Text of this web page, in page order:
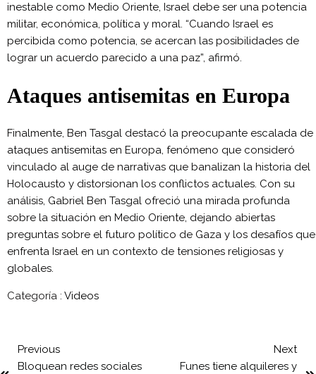
inestable como Medio Oriente, Israel debe ser una potencia
militar, económica, política y moral. “Cuando Israel es
percibida como potencia, se acercan las posibilidades de
lograr un acuerdo parecido a una paz”, afirmó.
Ataques antisemitas en Europa
Finalmente, Ben Tasgal destacó la preocupante escalada de
ataques antisemitas en Europa, fenómeno que consideró
vinculado al auge de narrativas que banalizan la historia del
Holocausto y distorsionan los conflictos actuales. Con su
análisis, Gabriel Ben Tasgal ofreció una mirada profunda
sobre la situación en Medio Oriente, dejando abiertas
preguntas sobre el futuro político de Gaza y los desafíos que
enfrenta Israel en un contexto de tensiones religiosas y
globales.
Categoría : Videos
Previous
Bloquean redes sociales
Next
Funes tiene alquileres y